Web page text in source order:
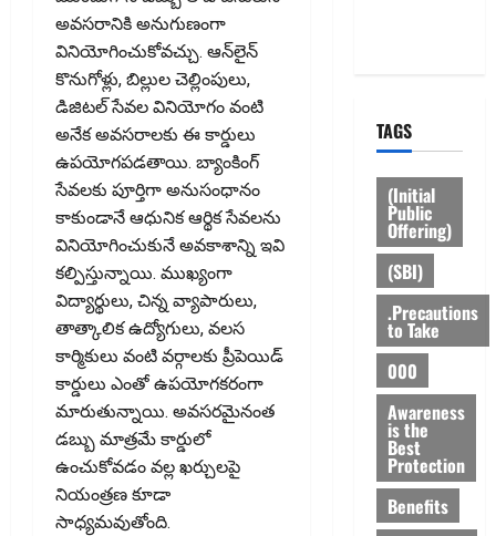
అవసరానికి అనుగుణంగా
వినియోగించుకోవచ్చు. ఆన్‌లైన్‌
కొనుగోళ్లు, బిల్లుల చెల్లింపులు,
డిజిటల్‌ సేవల వినియోగం వంటి
అనేక అవసరాలకు ఈ కార్డులు
ఉపయోగపడతాయి. బ్యాంకింగ్‌
సేవలకు పూర్తిగా అనుసంధానం
కాకుండానే ఆధునిక ఆర్థిక సేవలను
వినియోగించుకునే అవకాశాన్ని ఇవి
కల్పిస్తున్నాయి. ముఖ్యంగా
విద్యార్థులు, చిన్న వ్యాపారులు,
తాత్కాలిక ఉద్యోగులు, వలస
కార్మికులు వంటి వర్గాలకు ప్రీపెయిడ్‌
కార్డులు ఎంతో ఉపయోగకరంగా
మారుతున్నాయి. అవసరమైనంత
డబ్బు మాత్రమే కార్డులో
ఉంచుకోవడం వల్ల ఖర్చులపై
నియంత్రణ కూడా
సాధ్యమవుతోంది.
TAGS
(Initial
Public
Offering)
(SBI)
.Precautions
to Take
000
Awareness
is the
Best
Protection
Benefits